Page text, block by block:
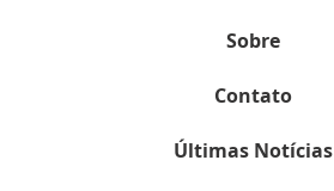
Sobre
Contato
Últimas Notícias